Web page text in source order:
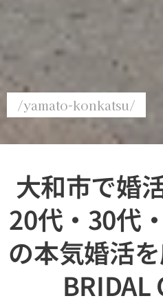
/yamato-konkatsu/
大和市で婚
20代・30代
の本気婚活
BRIDAL